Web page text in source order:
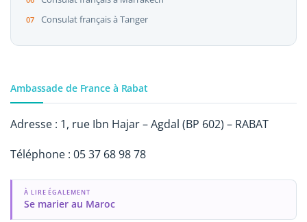
Consulat français à Tanger
Ambassade de France à Rabat
Adresse : 1, rue Ibn Hajar – Agdal (BP 602) – RABAT
Téléphone : 05 37 68 98 78
À LIRE ÉGALEMENT
Se marier au Maroc